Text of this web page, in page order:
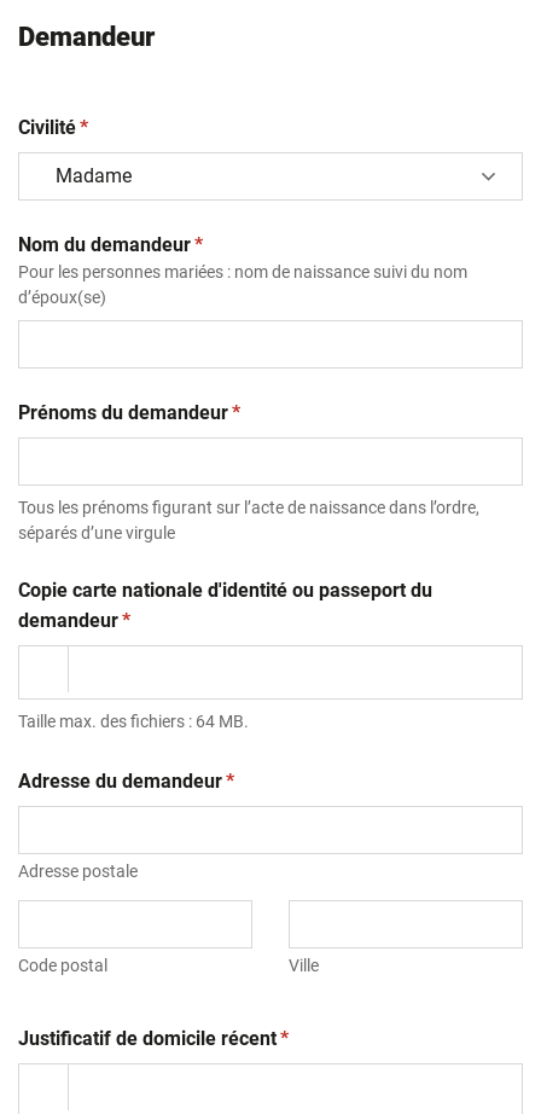
Demandeur
Civilité(obligatoire)
*
Nom du demandeur(obligatoire)
*
Pour les personnes mariées : nom de naissance suivi du nom
d’époux(se)
Prénoms du demandeur(obligatoire)
*
Tous les prénoms figurant sur l’acte de naissance dans l’ordre,
séparés d’une virgule
Copie carte nationale d'identité ou passeport du
demandeur(obligatoire)
*
Taille max. des fichiers : 64 MB.
Adresse du demandeur(obligatoire)
*
Adresse postale
Code postal Ville
Justificatif de domicile récent(obligatoire)
*